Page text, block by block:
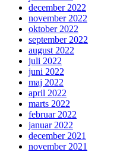
december 2022
november 2022
oktober 2022
september 2022
august 2022
juli 2022
juni 2022
maj 2022
april 2022
marts 2022
februar 2022
januar 2022
december 2021
november 2021